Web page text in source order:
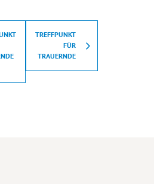
TREFFPUNKT
FÜR
TRAUERNDE